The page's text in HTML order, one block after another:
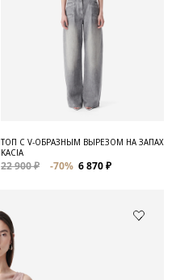
ТОП С V-ОБРАЗНЫМ ВЫРЕЗОМ НА ЗАПАХ
KACIA
22 900 ₽ -70% 6 870 ₽